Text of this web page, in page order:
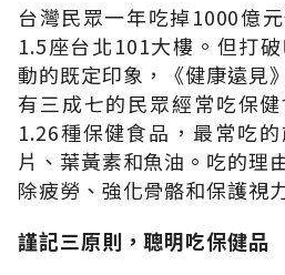
台灣民眾一年吃掉1000億
1.5座台北101大樓。但打
動的既定印象，《健康遠見
有三成七的民眾經常吃保
1.26種保健食品，最常吃
片、葉黃素和魚油。吃的理
除疲勞、強化骨骼和保護視
謹記三原則，聰明吃保健品